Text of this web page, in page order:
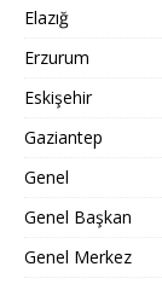
Elazığ
Erzurum
Eskişehir
Gaziantep
Genel
Genel Başkan
Genel Merkez